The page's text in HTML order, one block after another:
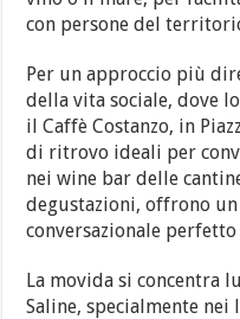
con persone del
Per un approccio più
della vita sociale, dove
il Caffè Costanzo, in
di ritrovo ideali per
nei wine bar delle
degustazioni, offrono
conversazionale perfetto
La movida si concentra
Saline, specialmente